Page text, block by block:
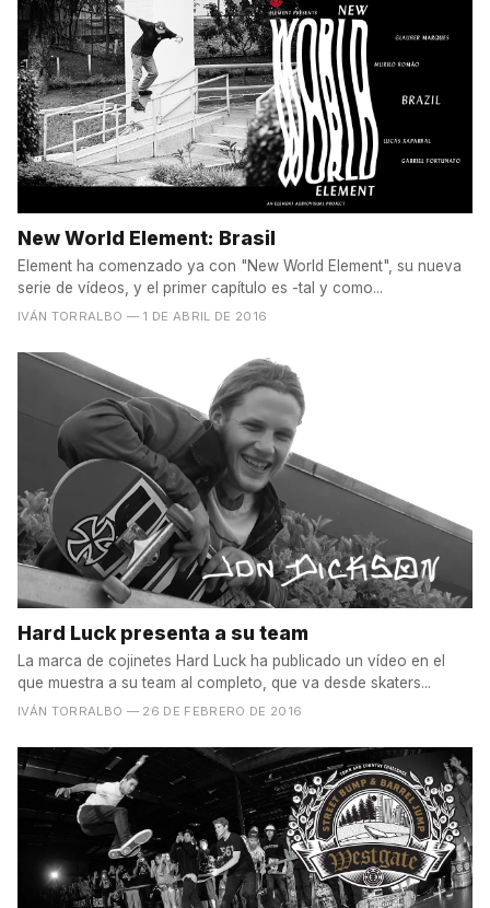
New World Element: Brasil
Element ha comenzado ya con "New World Element", su nueva
serie de vídeos, y el primer capítulo es -tal y como...
IVÁN TORRALBO — 1 DE ABRIL DE 2016
Hard Luck presenta a su team
La marca de cojinetes Hard Luck ha publicado un vídeo en el
que muestra a su team al completo, que va desde skaters...
IVÁN TORRALBO — 26 DE FEBRERO DE 2016